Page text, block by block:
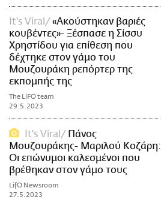
It's Viral
«Ακούστηκαν βαριές
κουβέντες»- Ξέσπασε η Σίσσυ
Χρηστίδου για επίθεση που
δέχτηκε στον γάμο του
Μουζουράκη ρεπόρτερ της
εκπομπής της
The LiFO team
29.5.2023
It's Viral
Πάνος
Μουζουράκης- Μαριλού Κοζάρη:
Οι επώνυμοι καλεσμένοι που
βρέθηκαν στον γάμο τους
LifO Newsroom
27.5.2023